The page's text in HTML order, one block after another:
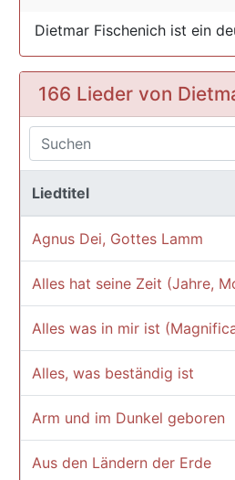
Dietmar Fischenich ist ein
166 Lieder von
Liedtitel
Agnus Dei, Gottes Lamm
Alles hat seine Zeit (Jahre,
Alles was in mir ist
Alles, was beständig ist
Arm und im Dunkel geboren
Aus den Ländern der Erde